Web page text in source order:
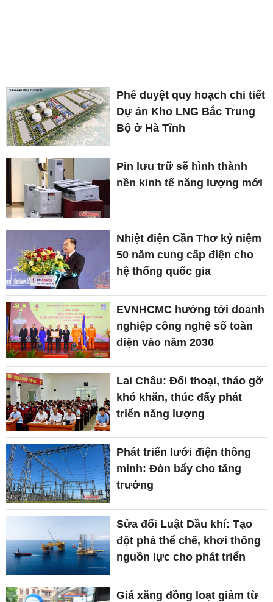
Phê duyệt quy hoạch chi tiết
Dự án Kho LNG Bắc Trung
Bộ ở Hà Tĩnh
Pin lưu trữ sẽ hình thành
nền kinh tế năng lượng mới
Nhiệt điện Cần Thơ kỷ niệm
50 năm cung cấp điện cho
hệ thống quốc gia
EVNHCMC hướng tới doanh
nghiệp công nghệ số toàn
diện vào năm 2030
Lai Châu: Đối thoại, tháo gỡ
khó khăn, thúc đẩy phát
triển năng lượng
Phát triển lưới điện thông
minh: Đòn bẩy cho tăng
trưởng
Sửa đổi Luật Dầu khí: Tạo
đột phá thể chế, khơi thông
nguồn lực cho phát triển
Giá xăng đồng loạt giảm từ